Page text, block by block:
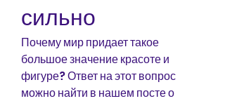
сильно
Почему мир придает такое
большое значение красоте и
фигуре? Ответ на этот вопрос
можно найти в нашем посте о